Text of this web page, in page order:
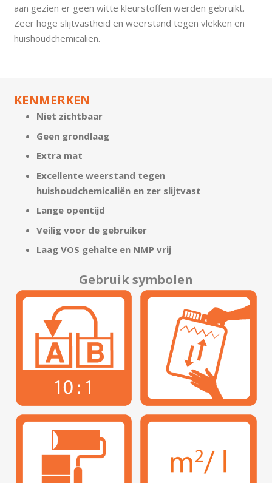
aan gezien er geen witte kleurstoffen werden gebruikt.
Zeer hoge slijtvastheid en weerstand tegen vlekken en
huishoudchemicaliën.
KENMERKEN
Niet zichtbaar
Geen grondlaag
Extra mat
Excellente weerstand tegen
huishoudchemicaliën en zer slijtvast
Lange opentijd
Veilig voor de gebruiker
Laag VOS gehalte en NMP vrij
Gebruik symbolen